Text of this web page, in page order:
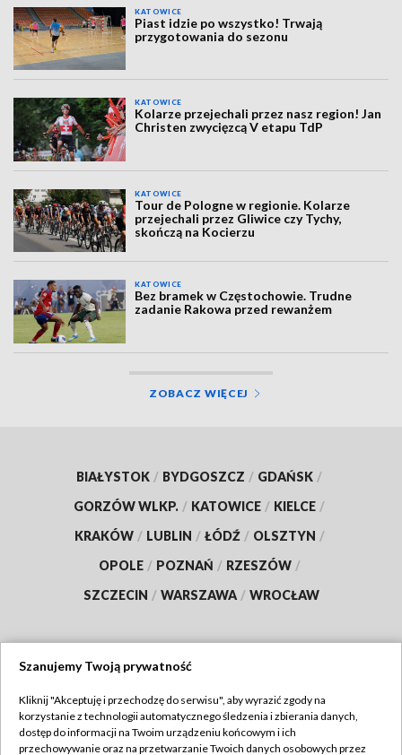
KATOWICE
Piast idzie po wszystko! Trwają
przygotowania do sezonu
KATOWICE
Kolarze przejechali przez nasz region! Jan
Christen zwycięzcą V etapu TdP
KATOWICE
Tour de Pologne w regionie. Kolarze
przejechali przez Gliwice czy Tychy,
skończą na Kocierzu
KATOWICE
Bez bramek w Częstochowie. Trudne
zadanie Rakowa przed rewanżem
ZOBACZ WIĘCEJ
BIAŁYSTOK / BYDGOSZCZ / GDAŃSK /
GORZÓW WLKP. / KATOWICE / KIELCE /
KRAKÓW / LUBLIN / ŁÓDŹ / OLSZTYN /
OPOLE / POZNAŃ / RZESZÓW /
SZCZECIN / WARSZAWA / WROCŁAW
TVP
Abonament TVP
Szanujemy Twoją prywatność
Kliknij "Akceptuję i przechodzę do serwisu", aby wyrazić zgody na
korzystanie z technologii automatycznego śledzenia i zbierania danych,
dostęp do informacji na Twoim urządzeniu końcowym i ich
przechowywanie oraz na przetwarzanie Twoich danych osobowych przez